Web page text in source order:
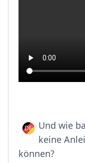
Und wie
keine
können?